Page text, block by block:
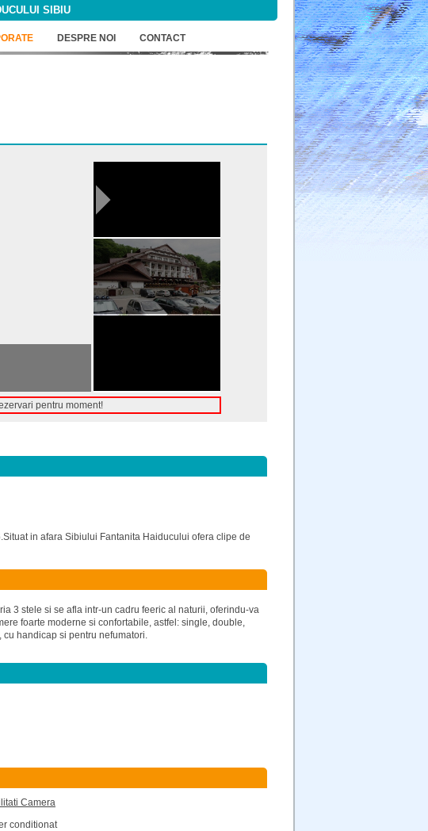
SIBIU
DESPRE NOI CONTACT
pentru moment!
in afara Sibiului Fantanita Haiducului ofera clipe de
3 stele si se afla intr-un cadru feeric al naturii, oferindu-va
foarte moderne si confortabile, astfel: single, double,
handicap si pentru nefumatori.
Camera
conditionat